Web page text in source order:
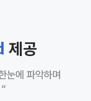
제공
눈에 파악하며